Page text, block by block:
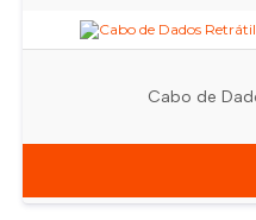
Cabo de